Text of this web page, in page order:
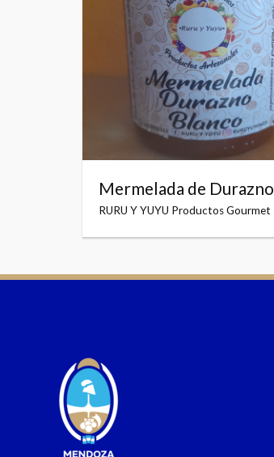
Mermelada de Durazno
RURU Y YUYU Productos Gourmet